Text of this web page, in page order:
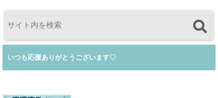
いつも応援ありがとうございます♡